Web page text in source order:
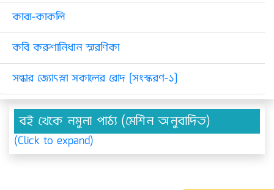
কাব্য-কাকলি
কবি করুণানিধান স্মরণিকা
সন্ধার জ্যোৎস্না সকালের রোদ [সংস্করণ-১]
বই থেকে নমুনা পাঠ্য (মেশিন অনুবাদিত)
(Click to expand)